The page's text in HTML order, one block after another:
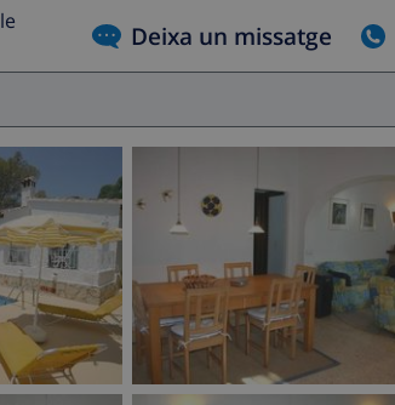
Deixa un missatge